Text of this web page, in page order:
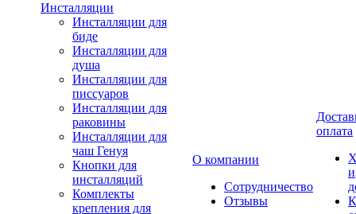
Инсталляции
Инсталляции для
биде
Инсталляции для
душа
Инсталляции для
писсуаров
Инсталляции для
раковины
Инсталляции для
чаш Генуя
Кнопки для
инсталляций
Комплекты
крепления для
О компании
Сотрудничество
Отзывы
оплата
и